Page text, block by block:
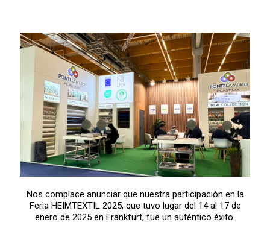
Nos complace anunciar que nuestra participación en la
Feria HEIMTEXTIL 2025, que tuvo lugar del 14 al 17 de
enero de 2025 en Frankfurt, fue un auténtico éxito.